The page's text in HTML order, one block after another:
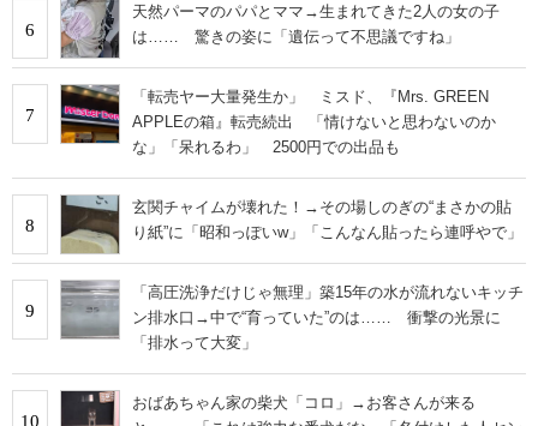
6
天然パーマのパパとママ→生まれてきた2人の女の子
は…… 驚きの姿に「遺伝って不思議ですね」
7
「転売ヤー大量発生か」 ミスド、『Mrs. GREEN
APPLEの箱』転売続出 「情けないと思わないのか
な」「呆れるわ」 2500円での出品も
8
玄関チャイムが壊れた！→その場しのぎの“まさかの貼
り紙”に「昭和っぽいw」「こんなん貼ったら連呼やで」
9
「高圧洗浄だけじゃ無理」築15年の水が流れないキッチ
ン排水口→中で“育っていた”のは…… 衝撃の光景に
「排水って大変」
10
おばあちゃん家の柴犬「コロ」→お客さんが来る